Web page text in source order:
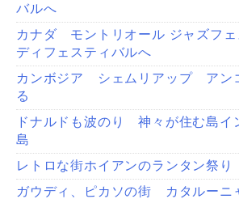
バルへ
カナダ モントリオール ジャズフェ
ディフェスティバルへ
カンボジア シェムリアップ アン
る
ドナルドも波のり 神々が住む島
島
レトロな街ホイアンのランタン祭り
ガウディ、ピカソの街 カタルーニ